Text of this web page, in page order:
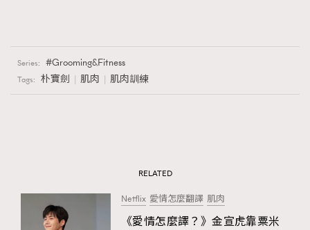
Series: Grooming&Fitness
Tags: 朴寶劍 肌肉 肌肉訓練
RELATED
Netflix 愛情怎麼翻譯 肌肉
《愛情怎麼譯？》金宣虎靠粟米